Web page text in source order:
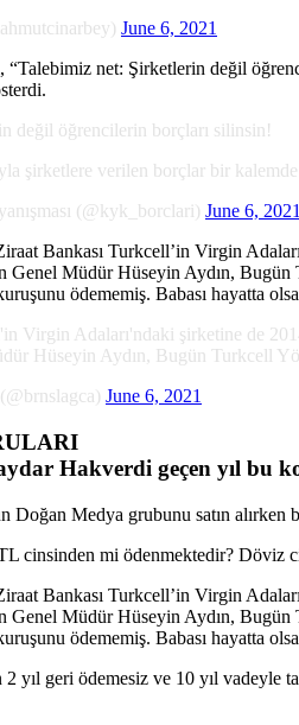
June 6, 2021
“Talebimiz net: Şirketlerin değil
değil öğrencilerin borçları silinsin!
şirketlere verilen borçlar bir
(@kyk_borclari) June 6, 2021
Bankası Turkcell’in Virgin
Genel Müdür Hüseyin Aydın, Bugün
ödememiş. Babası hayatta
Virgin Adaları'ndaki şirketine de
Hüseyin Aydın, Bugün Turkcell
June 6, 2021
Hakverdi geçen yıl bu
Medya grubunu satın alırken
cinsinden mi ödenmektedir? Döviz
Bankası Turkcell’in Virgin
Genel Müdür Hüseyin Aydın, Bugün
ödememiş. Babası hayatta
2 yıl geri ödemesiz ve 10 yıl